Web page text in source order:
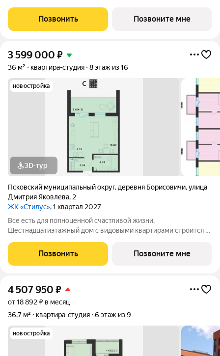
современный проект комфорт класса в развивающемся
районе дальнего Завеличья. Дом выполнен в
Позвонить Позвоните мне
3 599 000 ₽
36 м² квартира-студия 8 этаж из 16
новостройка
3D-тур
Псковский муниципальный округ, деревня Борисовичи,улица
Дмитрия Яковлева, 2
ЖК «Стилус», 1 квартал 2027
Все есть для полноценной счастливой жизни.
Шестнадцатиэтажный дом с видовыми квартирами строится в
инфраструктуры микрорайона «Борисовичи». Здесь комфорт
сочетается с удобством: развитая
Позвонить Позвоните мне
4 507 950 ₽
от 18 892 ₽ в месяц
36,7 м²
квартира-студия 6 этаж из 9
новостройка